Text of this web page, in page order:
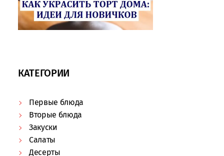
КАТЕГОРИИ
Первые блюда
Вторые блюда
Закуски
Салаты
Десерты